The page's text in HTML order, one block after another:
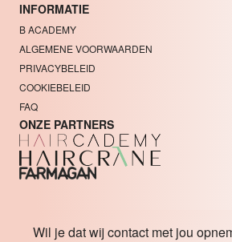
Wil je dat wij contact met jou
INFORMATIE
B ACADEMY
ALGEMENE VOORWAARDEN
PRIVACYBELEID
COOKIEBELEID
FAQ
ONZE PARTNERS
© 2026 B Academy Hair.